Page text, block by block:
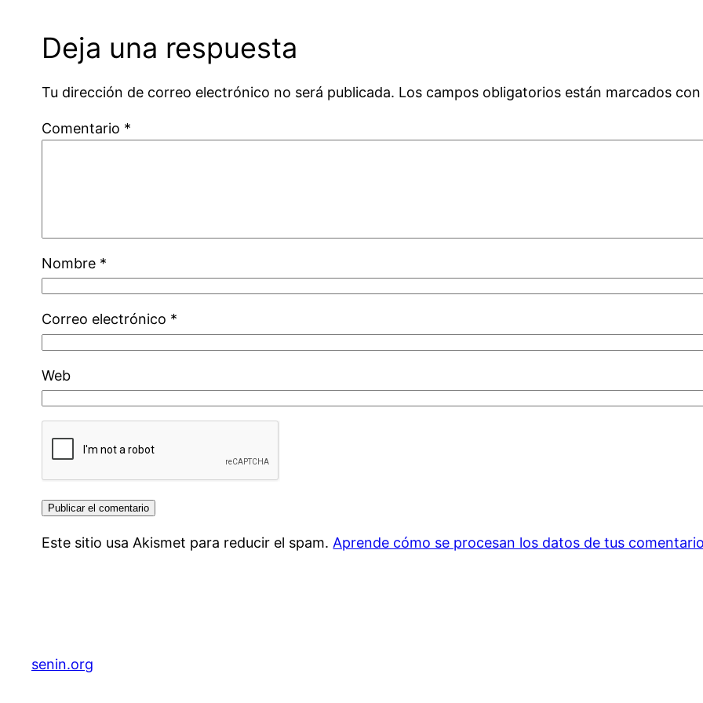
Deja una respuesta
Tu dirección de correo electrónico no será publicada. Los campos obligatorios están marcados
Comentario *
Nombre *
Correo electrónico *
Web
Este sitio usa Akismet para reducir el spam.Aprende cómo se procesan los datos de tus
senin.org